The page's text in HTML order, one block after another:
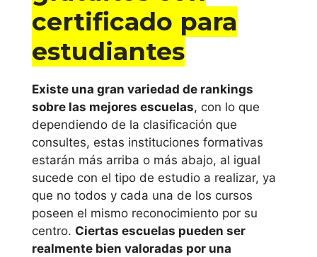
cursos gratuitos
con certificado
para estudiantes
online en
Córdoba
estudiar curso de
cursos gratuitos
con certificado
para estudiantes
online en
Granada
Euroinnova
UCM
certificado para
estudiantes
Existe una gran variedad de rankings
sobre las mejores escuelas, con lo que
dependiendo de la clasificación que
consultes, estas instituciones formativas
estarán más arriba o más abajo, al igual
sucede con el tipo de estudio a realizar, ya
que no todos y cada una de los cursos
poseen el mismo reconocimiento por su
centro. Ciertas escuelas pueden ser
realmente bien valoradas por una